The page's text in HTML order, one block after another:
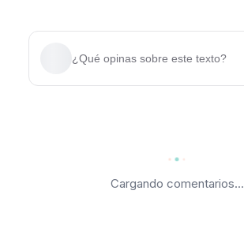
¿Qué opinas sobre este texto?
Cargando comentarios...